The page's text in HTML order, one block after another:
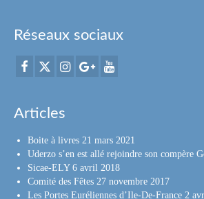
Réseaux sociaux
Articles
Boite à livres 21 mars 2021
Uderzo s’en est allé rejoindre son compère
Sicae-ELY 6 avril 2018
Comité des Fêtes 27 novembre 2017
Les Portes Euréliennes d’Ile-De-France 2